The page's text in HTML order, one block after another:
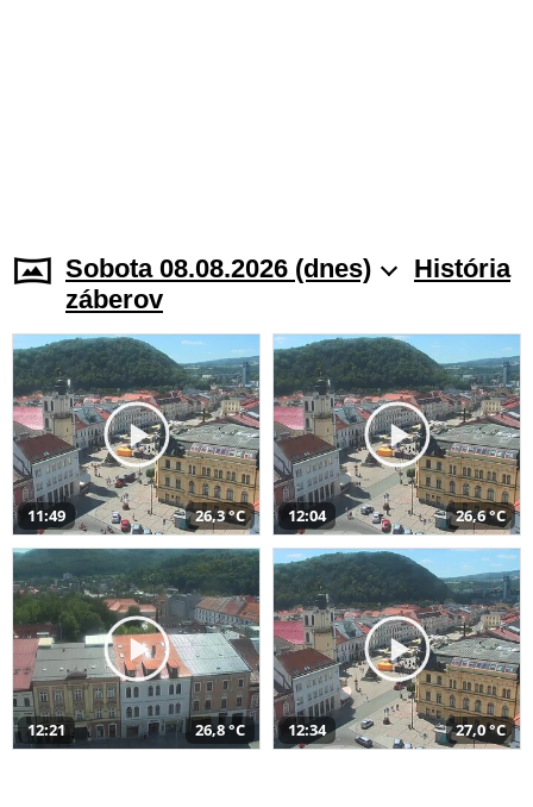
Sobota 08.08.2026 (dnes)
História
záberov
11:49 26,3 °C 12:04 26,6 °C
12:21 26,8 °C 12:34 27,0 °C